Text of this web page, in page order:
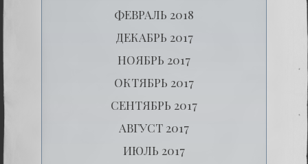
ФЕВРАЛЬ 2018
ДЕКАБРЬ 2017
НОЯБРЬ 2017
ОКТЯБРЬ 2017
СЕНТЯБРЬ 2017
АВГУСТ 2017
ИЮЛЬ 2017